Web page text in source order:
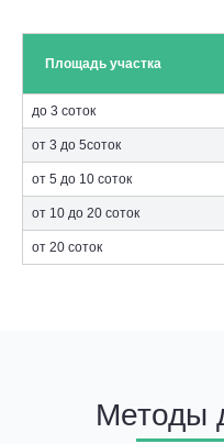
Площадь участка
до 3 соток
от 3 до 5соток
от 5 до 10 соток
от 10 до 20 соток
от 20 соток
Методы